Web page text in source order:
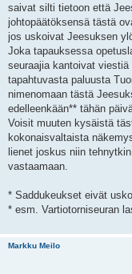
saivat silti tietoon että
johtopäätöksensä tästä
jos uskoivat Jeesuksen
Joka tapauksessa
seuraajia kantoivat
tapahtuvasta paluusta
nimenomaan tästä
edelleenkään** tähän
Voisit muuten kysäistä
kokonaisvaltaista
lienet joskus niin
vastaamaan.
* Saddukeukset eivät
* esm. Vartiotorniseuran
Markku Meilo